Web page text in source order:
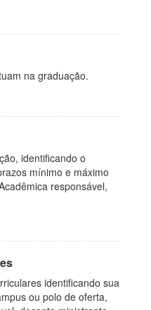
na graduação.
identificando o
mínimo e máximo
responsável,
identificando sua
ou polo de oferta,